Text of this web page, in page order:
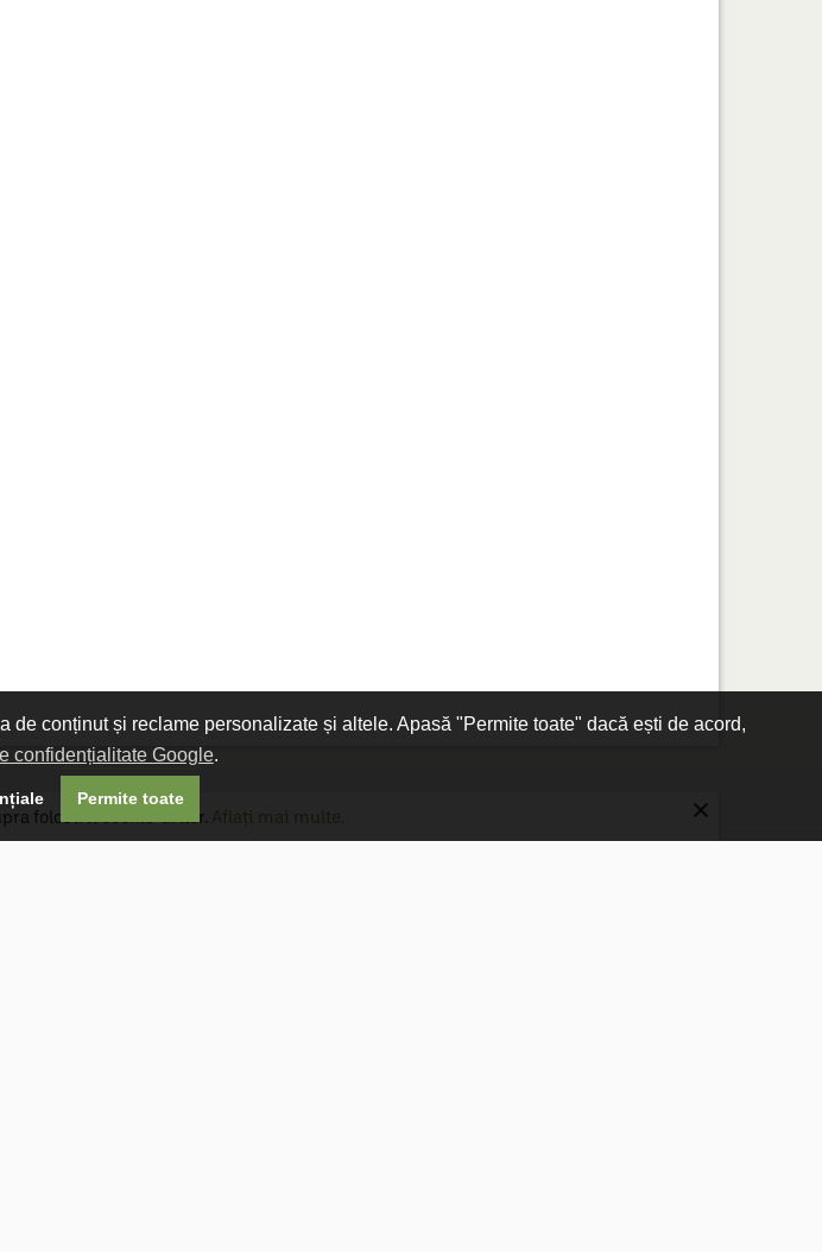
conținut și reclame personalizate și altele. Apasă "Permite toate" dacă ești de acord,
confidențialitate Google.
Permite toate
folosirii cookie-urilor. Aflați mai multe. ×